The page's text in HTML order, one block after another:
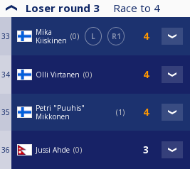
Loser round 3 Race to 4
33
Mika
Kiiskinen
0 L R1
34 Olli Virtanen 0
35
Petri "Puuhis"
Mikkonen
1
36 Jussi Ahde 0